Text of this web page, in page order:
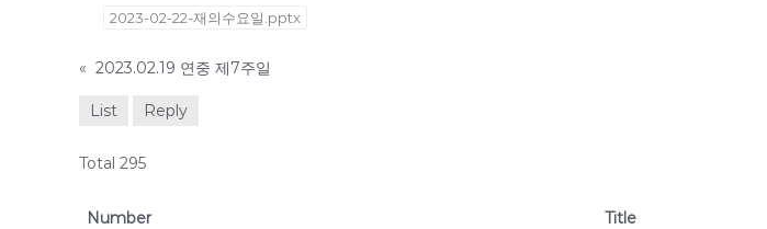
2023-02-22-재의수요일.pptx
« 2023.02.19 연중 제7주일
List Reply
Total 295
Number Title